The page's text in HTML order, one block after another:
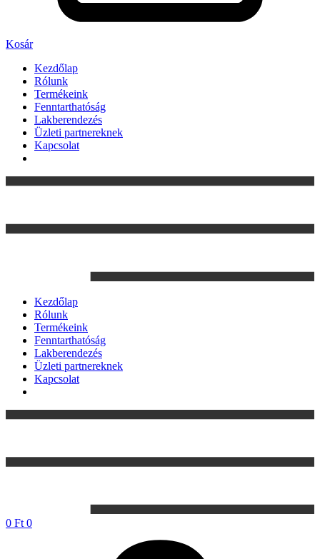
Kosár
Kezdőlap
Rólunk
Termékeink
Fenntarthatóság
Lakberendezés
Üzleti partnereknek
Kapcsolat
Kezdőlap
Rólunk
Termékeink
Fenntarthatóság
Lakberendezés
Üzleti partnereknek
Kapcsolat
0 Ft 0